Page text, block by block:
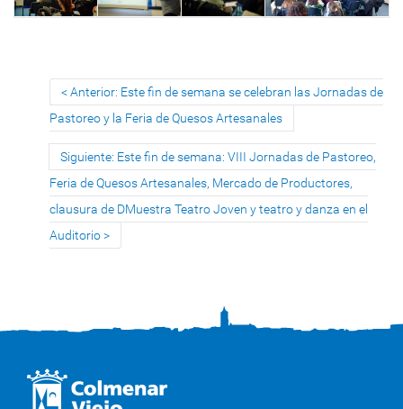
Anterior: Este fin de semana se celebran las Jornadas de
Pastoreo y la Feria de Quesos Artesanales
Siguiente: Este fin de semana: VIII Jornadas de Pastoreo,
Feria de Quesos Artesanales, Mercado de Productores,
clausura de DMuestra Teatro Joven y teatro y danza en el
Auditorio